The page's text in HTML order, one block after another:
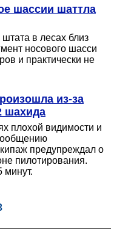
шассии шаттла
в лесах близ
носового шасси
и практически не
из-за
шахида
плохой видимости и
предупреждал о
пилотирования.
минут.